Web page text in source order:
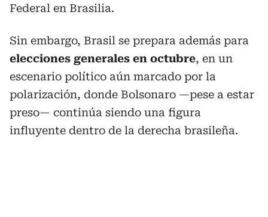
Federal en Brasilia.
Sin embargo, Brasil se prepara además para
elecciones generales en octubre, en un
escenario político aún marcado por la
polarización, donde Bolsonaro —pese a estar
preso— continúa siendo una figura
influyente dentro de la derecha brasileña.